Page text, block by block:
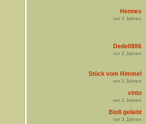
Hennes
vor 3 Jahren
Dede0886
vor 3 Jahren
Stück vom Himmel
vor 3 Jahren
vinto
vor 3 Jahren
Bloß geliebt
vor 3 Jahren